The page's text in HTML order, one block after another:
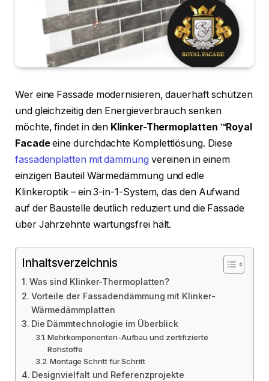
Wer eine Fassade modernisieren, dauerhaft schützen
und gleichzeitig den Energieverbrauch senken
möchte, findet in den Klinker-Thermoplatten ™Royal
Facadeeine durchdachte Komplettlösung. Diese
fassadenplatten mit dämmung vereinen in einem
einzigen Bauteil Wärmedämmung und edle
Klinkeroptik – ein 3-in-1-System, das den Aufwand
auf der Baustelle deutlich reduziert und die Fassade
über Jahrzehnte wartungsfrei hält.
Inhaltsverzeichnis
Was sind Klinker-Thermoplatten?
Vorteile der Fassadendämmung mit Klinker-
Wärmedämmplatten
Die Dämmtechnologie im Überblick
Mehrkomponenten-Aufbau und zertifizierte
Rohstoffe
Montage Schritt für Schritt
Designvielfalt und Referenzprojekte